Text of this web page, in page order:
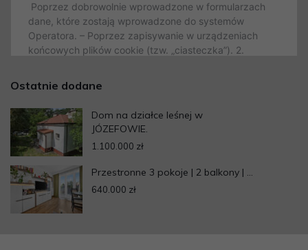
Ostatnie dodane
Dom na działce leśnej w
JÓZEFOWIE.
1.100.000 zł
Przestronne 3 pokoje | 2 balkony | ...
640.000 zł